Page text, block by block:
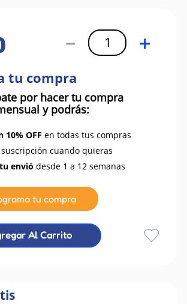
＋
－
tu compra
por hacer tu compra
y podrás:
10% OFF en todas tus compras
cuando quieras
envió desde 1 a 12 semanas
tu compra
Al Carrito